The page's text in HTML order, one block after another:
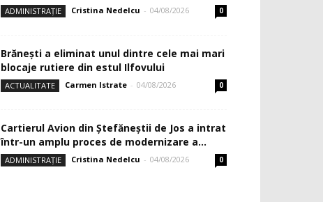
ADMINISTRAȚIE Cristina Nedelcu - 04/08/2026 0
Brănești a eliminat unul dintre cele mai mari
blocaje rutiere din estul Ilfovului
ACTUALITATE Carmen Istrate - 04/08/2026 0
Cartierul Avion din Ştefăneştii de Jos a intrat
într-un amplu proces de modernizare a...
ADMINISTRAȚIE Cristina Nedelcu - 04/08/2026 0